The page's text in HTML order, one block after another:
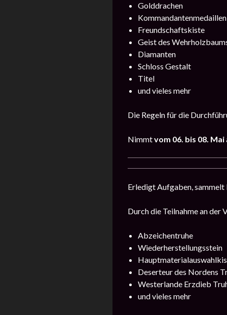
Golddrachen
Kommandantenmedaillen
Freundschaftskiste
Geist des
Diamanten
Schloss Gestalt
Titel
und vieles mehr
Die Regeln für die
Nimmtvom 06. bis 08. Mai
Erledigt Aufgaben, sammelt
Durch die Teilnahme an der
Abzeichentruhe
Wiederherstellungsstein
Deserteur des Nordens
Westerlande Erzdieb
und vieles mehr